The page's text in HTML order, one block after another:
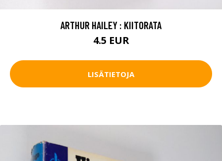
ARTHUR HAILEY : KIITORATA
4.5 EUR
LISÄTIETOJA